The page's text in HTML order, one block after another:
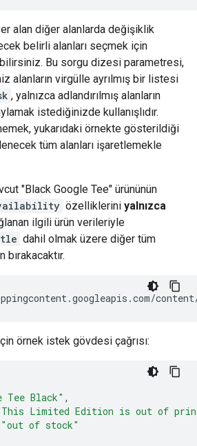
alan diğer alanlarda değişiklik
belirli alanları seçmek için
Bu sorgu dizesi parametresi,
alanların virgülle ayrılmış bir listesi
, yalnızca adlandırılmış alanların
istediğinizde kullanışlıdır.
yukarıdaki örnekte gösterildiği
tüm alanları işaretlemekle
"Black Google Tee" ürününün
özelliklerini yalnızca
ilgili ürün verileriyle
dahil olmak üzere diğer tüm
örnek istek gövdesi çağrısı:
Tee Black" ,
Limited Edition is out of
"out of stock"